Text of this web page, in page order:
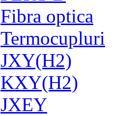
Fibra optica
Termocupluri
JXY(H2)
KXY(H2)
JXEY